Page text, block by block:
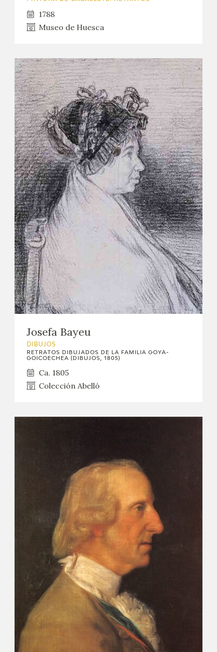
CATÁLOGO
GOYA EN ARAGÓN
PREMIO ARAGÓN GOYA
EDICIONES
PUBLICACIONES
TIENDA
TIENDA ONLINE
EDUCA
CEDEA
RECURSOS EDUCATIVOS
FICHAS ARASAAC
1788
Museo de Huesca
Josefa Bayeu
DIBUJOS
RETRATOS DIBUJADOS DE LA FAMILIA GOYA-
GOICOECHEA (DIBUJOS, 1805)
Ca. 1805
Colección Abelló